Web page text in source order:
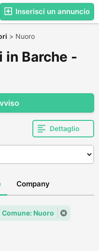
Inserisci un annuncio
> Nuoro
in Barche -
Dettaglio
Company
Comune: Nuoro